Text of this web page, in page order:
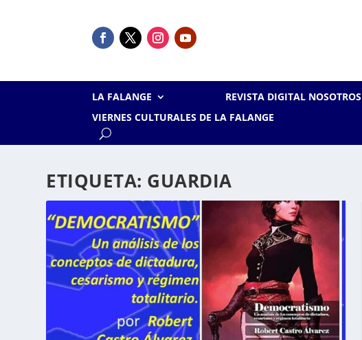
LA FALANGE REVISTA DIGITAL NOSOTROS
VIERNES CULTURALES DE LA FALANGE
ETIQUETA: GUARDIA